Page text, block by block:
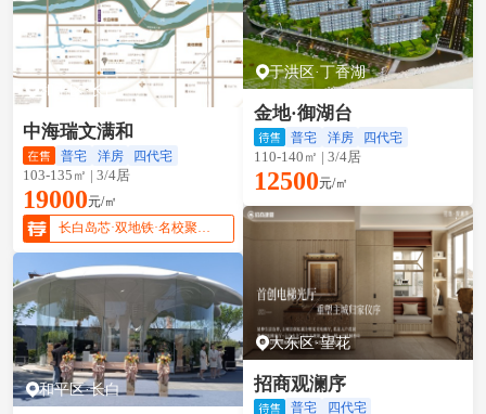
和平区·长白
中海瑞文满和
普宅 洋房 四代宅
103-135㎡ | 3/4居
19000元/㎡
长白岛芯·双地铁·名校聚集·精装四代宅
和平区·长白
于洪区·丁香湖
金地·御湖台
普宅 洋房 四代宅
110-140㎡ | 3/4居
12500元/㎡
大东区·望花
招商观澜序
普宅 四代宅